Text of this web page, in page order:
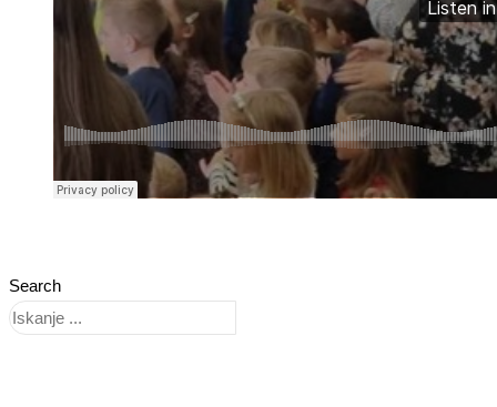
Search